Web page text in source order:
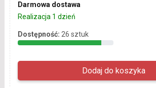
Darmowa dostawa
Realizacja 1 dzień
Dostępność: 26 sztuk